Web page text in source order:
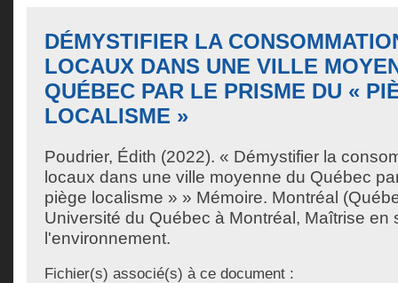
DÉMYSTIFIER LA
LOCAUX DANS UNE VILLE
QUÉBEC PAR LE PRISME DU «
LOCALISME »
Poudrier, Édith (2022). « Démystifier la
locaux dans une ville moyenne du Québec
piège localisme » » Mémoire. Montréal
Université du Québec à Montréal, Maîtrise en
l'environnement.
Fichier(s) associé(s) à ce document :